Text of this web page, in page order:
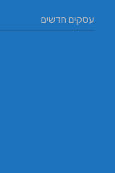
עסקים חדשים